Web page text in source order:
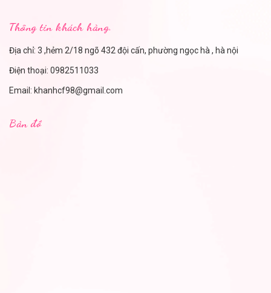
Thông tin khách hàng.
Địa chỉ: 3 ,hẻm 2/18 ngõ 432 đội cấn, phường ngọc hà , hà nội
Điện thoại: 0982511033
Email: khanhcf98@gmail.com
Bản đồ